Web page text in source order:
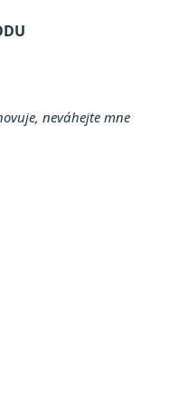
neváhejte mne